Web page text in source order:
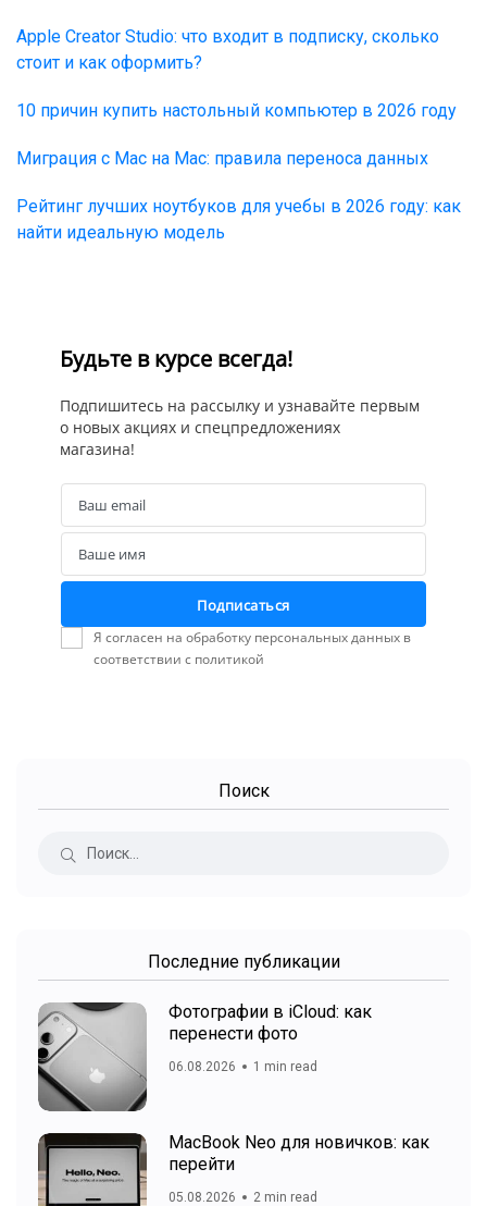
​​Apple Creator Studio: что входит в подписку, сколько
стоит и как оформить?
10 причин купить настольный компьютер в 2026 году
Миграция с Mac на Mac: правила переноса данных
Рейтинг лучших ноутбуков для учебы в 2026 году: как
найти идеальную модель
Будьте в курсе всегда!
Подпишитесь на рассылку и узнавайте первым
о новых акциях и спецпредложениях
магазина!
Ваш email
Ваше имя
Подписаться
Я согласен на обработку персональных данных в
соответствии с политикой
Поиск
Последние публикации
Фотографии в iCloud: как
перенести фото
06.08.2026 1 min read
MacBook Neo для новичков: как
перейти
05.08.2026 2 min read